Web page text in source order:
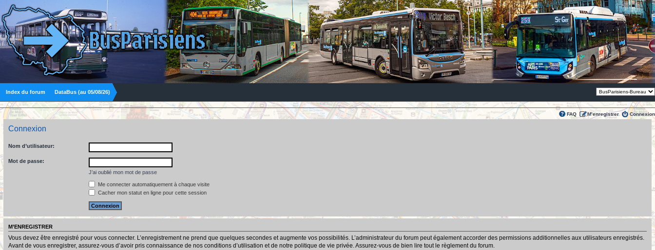
Index du forum DataBus (au 05/08/26)
FAQ M’enregistrer Connexion
Connexion
Nom d’utilisateur:
Mot de passe:
J’ai oublié mon mot de passe
Me connecter automatiquement à chaque visite
Cacher mon statut en ligne pour cette session
M’ENREGISTRER
Vous devez être enregistré pour vous connecter. L’enregistrement ne prend que quelques secondes et augmente vos possibilités. L’administrateur du forum peut également accorder des permissions additionnelles aux utilisateurs enregistrés.
Avant de vous enregistrer, assurez-vous d’avoir pris connaissance de nos conditions d’utilisation et de notre politique de vie privée. Assurez-vous de bien lire tout le règlement du forum.